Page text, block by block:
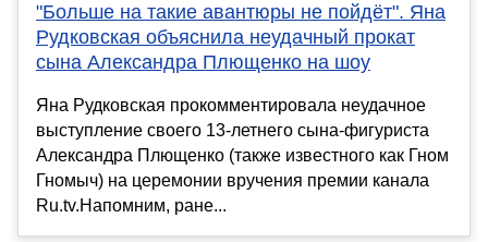
"Больше на такие авантюры не пойдёт". Яна
Рудковская объяснила неудачный прокат
сына Александра Плющенко на шоу
Яна Рудковская прокомментировала неудачное
выступление своего 13-летнего сына-фигуриста
Александра Плющенко (также известного как Гном
Гномыч) на церемонии вручения премии канала
Ru.tv.Напомним, ране...